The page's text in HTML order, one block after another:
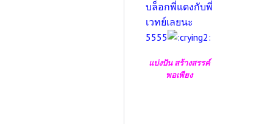
บล็อกพี่แดงกับพี่
เวทย์เลยนะ
5555
แบ่งปัน สร้างสรรค์
พอเพียง